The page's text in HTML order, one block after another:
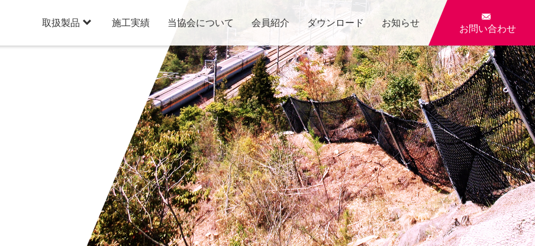
取扱製品  施工実績 当協会について 会員紹介 ダウンロード お知らせ 
お問い合わせ